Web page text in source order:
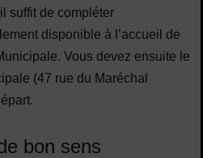
suffit de compléter
disponible à l’accueil de
Vous devez ensuite le
(47 rue du Maréchal
bon sens